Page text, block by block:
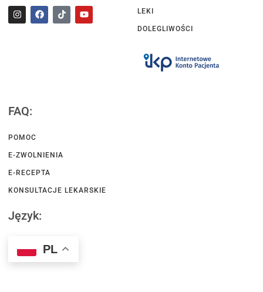
LEKI
DOLEGLIWOŚCI
FAQ:
POMOC
E-ZWOLNIENIA
E-RECEPTA
KONSULTACJE LEKARSKIE
Język:
PL